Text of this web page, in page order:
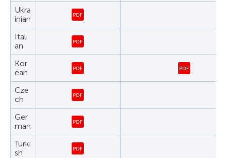
Ukra
inian
Itali
an
Kor
ean
Cze
ch
Ger
man
Turki
sh